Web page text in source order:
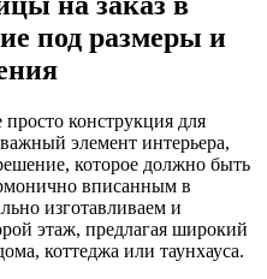
под размеры и
конструкция для
элемент интерьера,
которое должно быть
вписанным в
изготавливаем и
этаж, предлагая широкий
коттеджа или таунхауса.